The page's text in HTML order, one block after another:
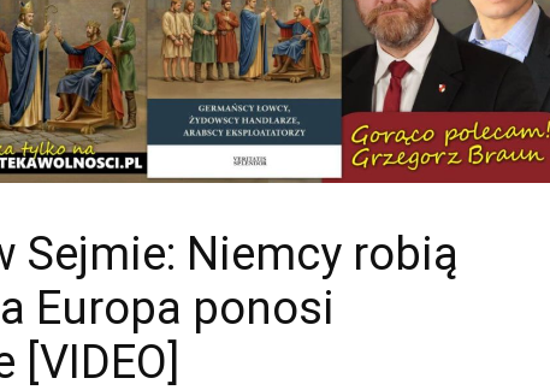
Sejmie: Niemcy robią
Europa ponosi